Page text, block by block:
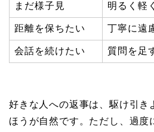
まだ様子見 明るく軽く
距離を保ちたい 丁寧に遠
会話を続けたい 質問を足
好きな人への返事は、駆け引き
ほうが自然です。ただし、過度